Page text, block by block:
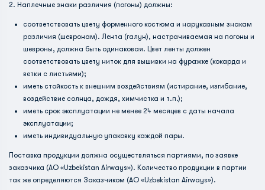
2. Наплечные знаки различия (погоны) должны:
соответствовать цвету форменного костюма и нарукавным знакам
различия (шевронам). Лента (галун), настрачиваемая на погоны и
шевроны, должна быть одинаковая. Цвет ленты должен
соответствовать цвету ниток для вышивки на фуражке (кокарда и
ветки с листьями);
иметь стойкость к внешним воздействиям (истирание, изгибание,
воздействие солнца, дождя, химчистка и т.п.);
иметь срок эксплуатации не менее 24 месяцев с даты начала
эксплуатации;
иметь индивидуальную упаковку каждой пары.
Поставка продукции должна осуществляться партиями, по заявке
заказчика (АО «Uzbekistan Airways»). Количество продукции в партии
так же определяются Заказчиком (АО «Uzbekistan Airways»).